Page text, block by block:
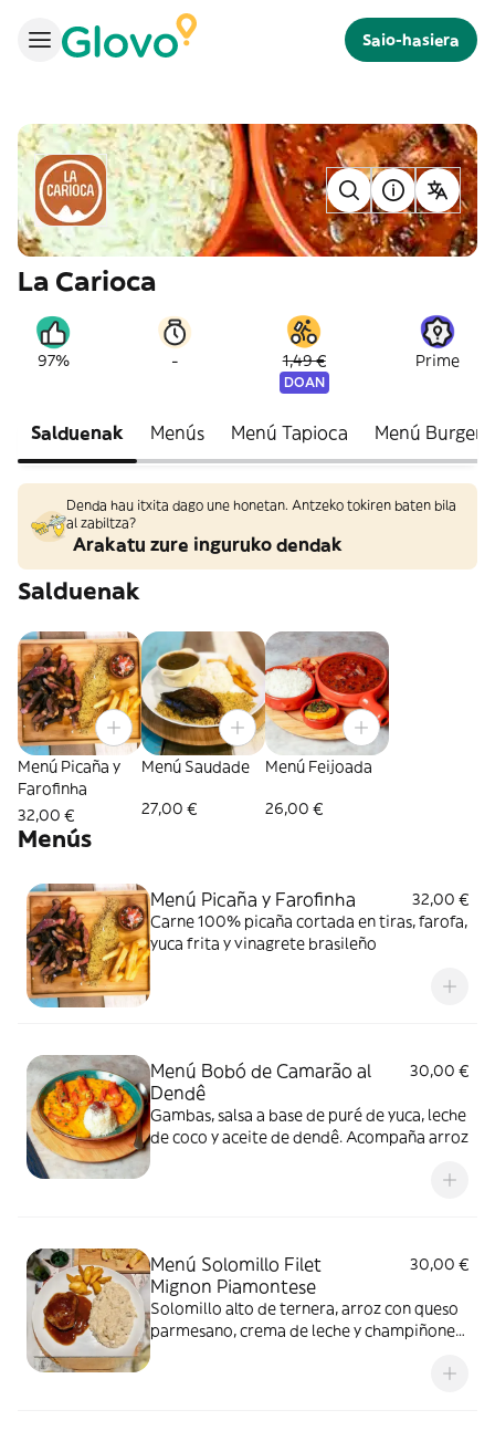
Saio-hasiera
La Carioca
97% - 1,49 €
DOAN
Prime
Salduenak Menús Menú Tapioca Menú Burgers
Denda hau itxita dago une honetan. Antzeko tokiren baten bila
al zabiltza?
Arakatu zure inguruko dendak
Salduenak
Menú Picaña y
Farofinha
32,00 €
Menú Saudade
27,00 €
Menú Feijoada
26,00 €
Menús
Menú Picaña y Farofinha
32,00 €
Carne 100% picaña cortada en tiras, farofa,
yuca frita y vinagrete brasileño
Menú Bobó de Camarão al
Dendê
30,00 €
Gambas, salsa a base de puré de yuca, leche
de coco y aceite de dendê. Acompaña arroz
Menú Solomillo Filet
Mignon Piamontese
30,00 €
Solomillo alto de ternera, arroz con queso
parmesano, crema de leche y champiñones